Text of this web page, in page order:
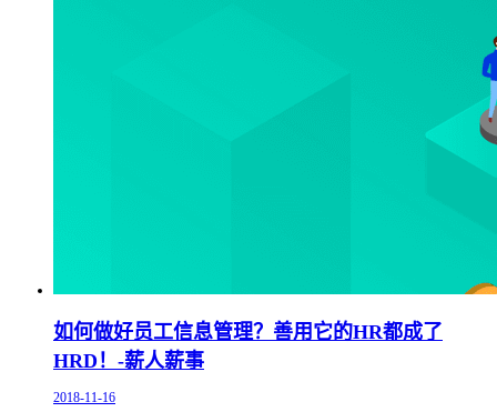
如何做好员工信息管理？善用它的HR都成了
HRD！-薪人薪事
2018-11-16